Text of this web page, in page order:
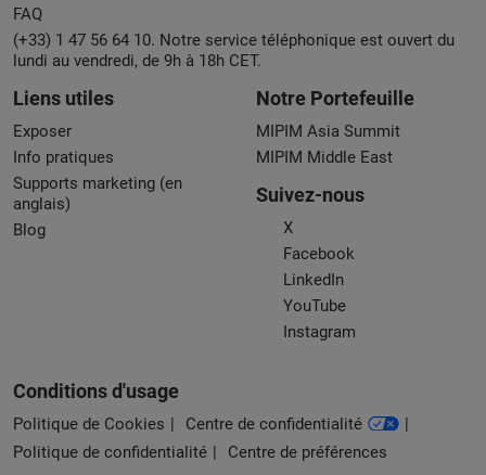
FAQ
(+33) 1 47 56 64 10. Notre service téléphonique est ouvert du
lundi au vendredi, de 9h à 18h CET.
Liens utiles
Exposer
Info pratiques
Supports marketing (en
anglais)
Blog
Notre Portefeuille
MIPIM Asia Summit
MIPIM Middle East
Suivez-nous
X
Facebook
LinkedIn
YouTube
Instagram
Conditions d'usage
Politique de Cookies
Centre de confidentialité
Politique de confidentialité
Centre de préférences